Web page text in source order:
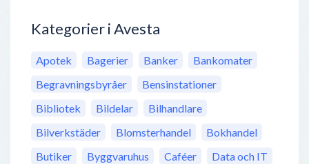
Kategorier i Avesta
Apotek Bagerier Banker
Bankomater
Begravningsbyråer
Bensinstationer
Bibliotek
Bildelar
Bilhandlare
Bilverkstäder
Blomsterhandel
Bokhandel
Butiker
Byggvaruhus Caféer
Data och IT